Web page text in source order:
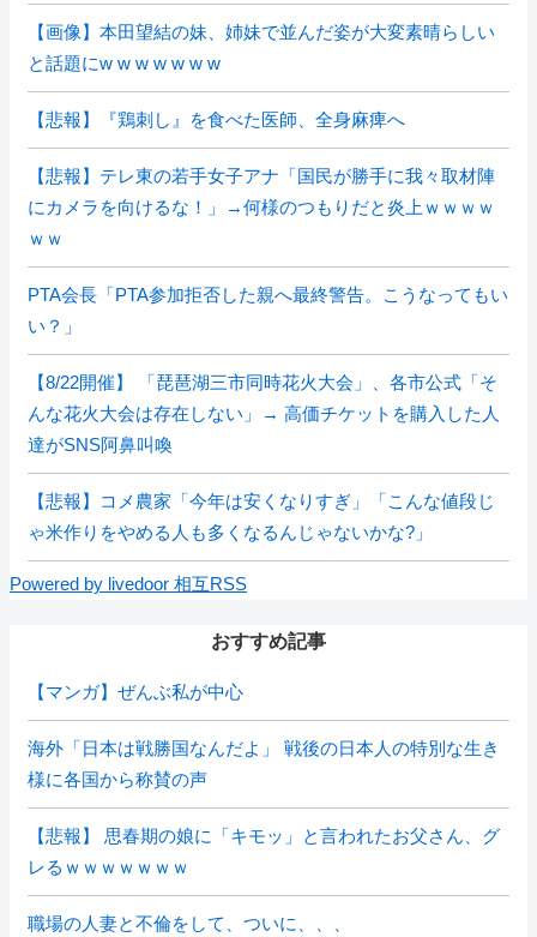
【画像】本田望結の妹、姉妹で並んだ姿が大変素晴らしい
と話題にw w w w w w w
【悲報】『鶏刺し』を食べた医師、全身麻痺へ
【悲報】テレ東の若手女子アナ「国民が勝手に我々取材陣
にカメラを向けるな！」→何様のつもりだと炎上ｗｗｗｗ
ｗｗ
PTA会長「PTA参加拒否した親へ最終警告。こうなってもい
い？」
【8/22開催】 「琵琶湖三市同時花火大会」、各市公式「そ
んな花火大会は存在しない」→ 高価チケットを購入した人
達がSNS阿鼻叫喚
【悲報】コメ農家「今年は安くなりすぎ」「こんな値段じ
ゃ米作りをやめる人も多くなるんじゃないかな?」
Powered by livedoor 相互RSS
おすすめ記事
【マンガ】ぜんぶ私が中心
海外「日本は戦勝国なんだよ」 戦後の日本人の特別な生き
様に各国から称賛の声
【悲報】 思春期の娘に「キモッ」と言われたお父さん、グ
レるｗｗｗｗｗｗｗ
職場の人妻と不倫をして、ついに、、、